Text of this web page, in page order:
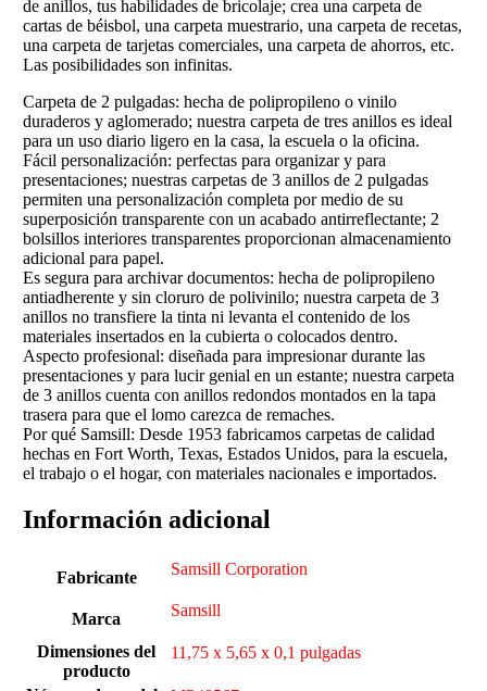
de anillos, tus habilidades de bricolaje; crea una carpeta de
cartas de béisbol, una carpeta muestrario, una carpeta de recetas,
una carpeta de tarjetas comerciales, una carpeta de ahorros, etc.
Las posibilidades son infinitas.
Carpeta de 2 pulgadas: hecha de polipropileno o vinilo
duraderos y aglomerado; nuestra carpeta de tres anillos es ideal
para un uso diario ligero en la casa, la escuela o la oficina.
Fácil personalización: perfectas para organizar y para
presentaciones; nuestras carpetas de 3 anillos de 2 pulgadas
permiten una personalización completa por medio de su
superposición transparente con un acabado antirreflectante; 2
bolsillos interiores transparentes proporcionan almacenamiento
adicional para papel.
Es segura para archivar documentos: hecha de polipropileno
antiadherente y sin cloruro de polivinilo; nuestra carpeta de 3
anillos no transfiere la tinta ni levanta el contenido de los
materiales insertados en la cubierta o colocados dentro.
Aspecto profesional: diseñada para impresionar durante las
presentaciones y para lucir genial en un estante; nuestra carpeta
de 3 anillos cuenta con anillos redondos montados en la tapa
trasera para que el lomo carezca de remaches.
Por qué Samsill: Desde 1953 fabricamos carpetas de calidad
hechas en Fort Worth, Texas, Estados Unidos, para la escuela,
el trabajo o el hogar, con materiales nacionales e importados.
Información adicional
Fabricante ‎Samsill Corporation
Marca ‎Samsill
Dimensiones del
producto
‎11,75 x 5,65 x 0,1 pulgadas